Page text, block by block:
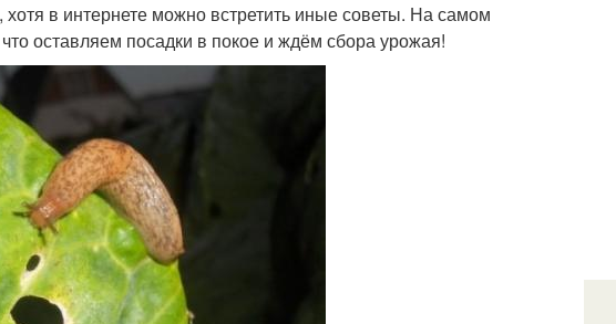
в интернете можно встретить иные советы. На самом
оставляем посадки в покое и ждём сбора урожая!